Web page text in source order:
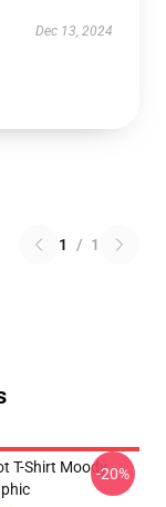
Dec 13, 2024
1 / 1
T-Shirt Moody-20%